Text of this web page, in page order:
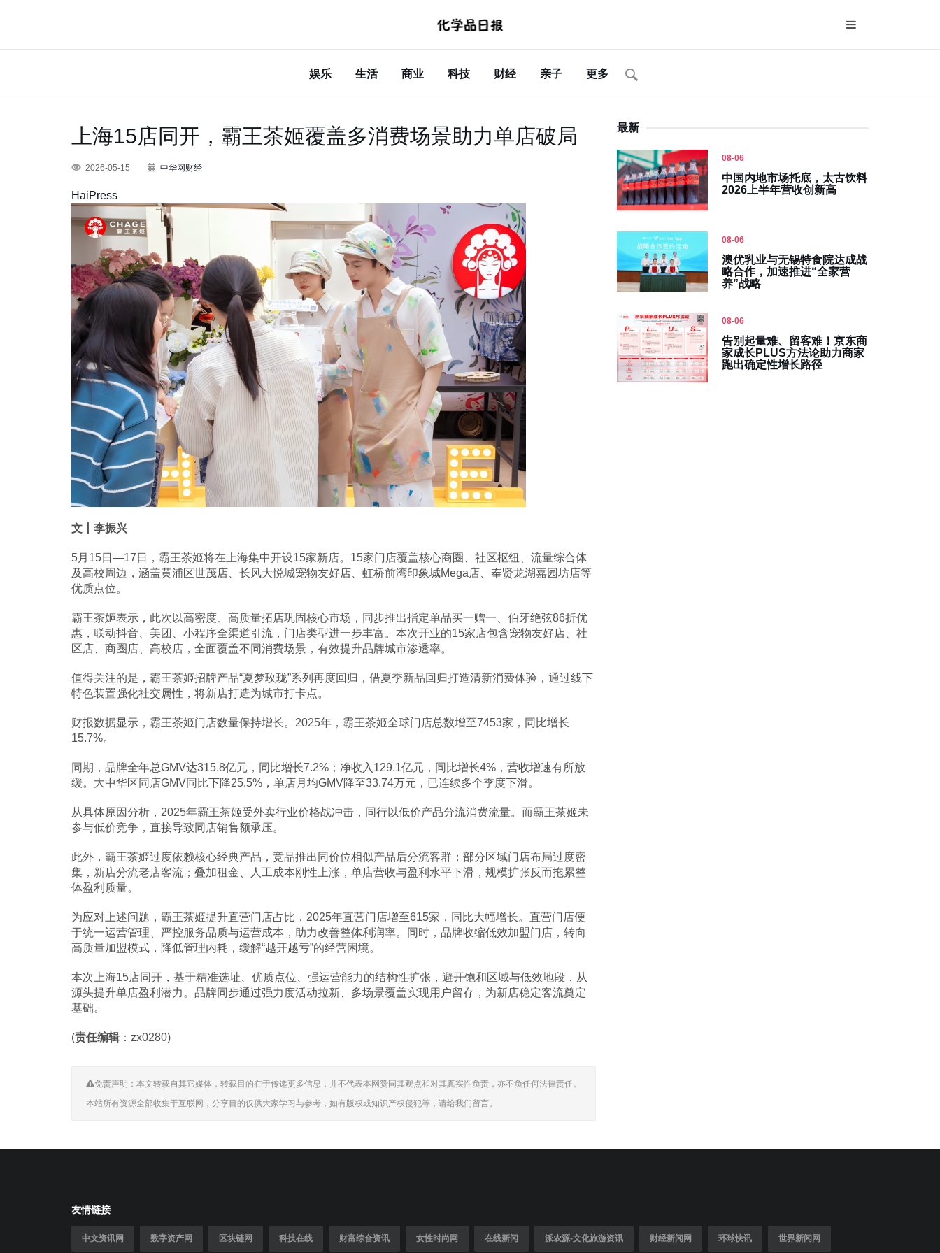
娱乐 生活 商业 科技 财经 亲子 更多
上海15店同开，霸王茶姬覆盖多消费场景助力单店破局
2026-05-15 中华网财经
HaiPress
文丨李振兴
5月15日—17日，霸王茶姬将在上海集中开设15家新店。15家门店覆盖核心商圈、社区枢纽、流量综合体
及高校周边，涵盖黄浦区世茂店、长风大悦城宠物友好店、虹桥前湾印象城Mega店、奉贤龙湖嘉园坊店等
优质点位。
霸王茶姬表示，此次以高密度、高质量拓店巩固核心市场，同步推出指定单品买一赠一、伯牙绝弦86折优
惠，联动抖音、美团、小程序全渠道引流，门店类型进一步丰富。本次开业的15家店包含宠物友好店、社
区店、商圈店、高校店，全面覆盖不同消费场景，有效提升品牌城市渗透率。
值得关注的是，霸王茶姬招牌产品“夏梦玫珑”系列再度回归，借夏季新品回归打造清新消费体验，通过线下
特色装置强化社交属性，将新店打造为城市打卡点。
财报数据显示，霸王茶姬门店数量保持增长。2025年，霸王茶姬全球门店总数增至7453家，同比增长
15.7%。
同期，品牌全年总GMV达315.8亿元，同比增长7.2%；净收入129.1亿元，同比增长4%，营收增速有所放
缓。大中华区同店GMV同比下降25.5%，单店月均GMV降至33.74万元，已连续多个季度下滑。
从具体原因分析，2025年霸王茶姬受外卖行业价格战冲击，同行以低价产品分流消费流量。而霸王茶姬未
参与低价竞争，直接导致同店销售额承压。
此外，霸王茶姬过度依赖核心经典产品，竞品推出同价位相似产品后分流客群；部分区域门店布局过度密
集，新店分流老店客流；叠加租金、人工成本刚性上涨，单店营收与盈利水平下滑，规模扩张反而拖累整
体盈利质量。
为应对上述问题，霸王茶姬提升直营门店占比，2025年直营门店增至615家，同比大幅增长。直营门店便
于统一运营管理、严控服务品质与运营成本，助力改善整体利润率。同时，品牌收缩低效加盟门店，转向
高质量加盟模式，降低管理内耗，缓解“越开越亏”的经营困境。
本次上海15店同开，基于精准选址、优质点位、强运营能力的结构性扩张，避开饱和区域与低效地段，从
源头提升单店盈利潜力。品牌同步通过强力度活动拉新、多场景覆盖实现用户留存，为新店稳定客流奠定
基础。
(责任编辑：zx0280)
免责声明：本文转载自其它媒体，转载目的在于传递更多信息，并不代表本网赞同其观点和对其真实性负责，亦不负任何法律责任。
本站所有资源全部收集于互联网，分享目的仅供大家学习与参考，如有版权或知识产权侵犯等，请给我们留言。
最新
08-06
中国内地市场托底，太古饮料
2026上半年营收创新高
08-06
澳优乳业与无锡特食院达成战
略合作，加速推进“全家营
养”战略
08-06
告别起量难、留客难！京东商
家成长PLUS方法论助力商家
跑出确定性增长路径
友情链接
中文资讯网 数字资产网 区块链网 科技在线 财富综合资讯 女性时尚网 在线新闻 派农源-文化旅游资讯 财经新闻网 环球快讯 世界新闻网